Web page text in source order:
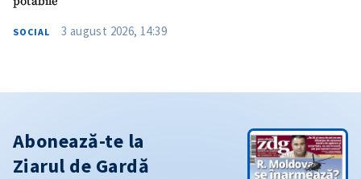
SOCIAL 3 august 2026, 14:39
Abonează-te la
Ziarul de Gardă